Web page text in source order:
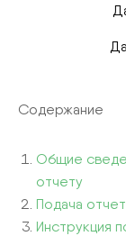
Содержание
Общие
отчету
Подача
Инструкция